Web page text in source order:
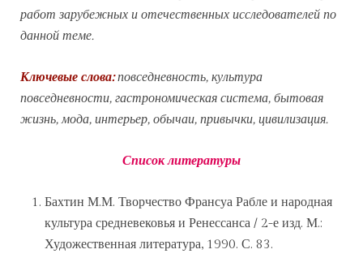
работ зарубежных и отечественных исследователей по
данной теме.
Ключевые слова:повседневность, культура
повседневности, гастрономическая система, бытовая
жизнь, мода, интерьер, обычаи, привычки, цивилизация.
Список литературы
Бахтин М.М. Творчество Франсуа Рабле и народная
культура средневековья и Ренессанса / 2-е изд. М.:
Художественная литература, 1990. С. 83.